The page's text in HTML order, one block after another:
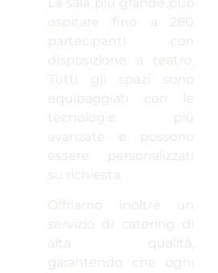
ospitare fino a 280
partecipanti con
disposizione a teatro.
Tutti gli spazi sono
equipaggiati con le
tecnologie più
avanzate e possono
essere personalizzati
su richiesta.
Offriamo inoltre un
servizio di catering di
alta qualità,
garantendo che ogni